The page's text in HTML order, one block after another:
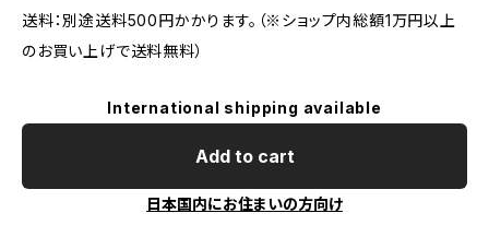
送料：別途送料500円かかります。（※ショップ内総額1万円以上
のお買い上げで送料無料）
International shipping available
Add to cart
日本国内にお住まいの方向け